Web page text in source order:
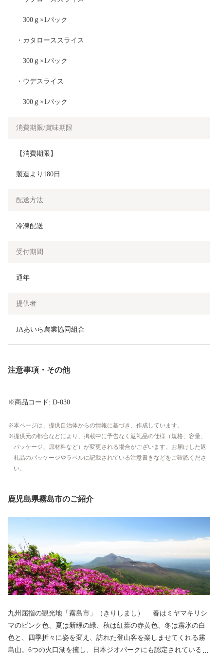
300ｇ×1パック
・カタローススライス
300ｇ×1パック
・ウデスライス
300ｇ×1パック
消費期限/賞味期限
【消費期限】
製造より180日
配送方法
冷凍配送
受付期間
通年
提供者
JAあいら農業協同組合
注意事項・その他
※商品コード: D-030
本ページは、提供自治体からの情報に基づき、作成しています。
提供元の都合などにより、掲載中に予告なく返礼品の仕様（規格、容量、
パッケージ、原材料など）が変更される場合がございます。お届けした返
礼品のパッケージやラベルに記載されている注意書きなどをご確認くださ
い。
鹿児島県霧島市のご紹介
九州屈指の観光地「霧島市」（きりしまし） 春はミヤマキリシ
マのピンク色、夏は新緑の緑、秋は紅葉の赤黄色、冬は霧氷の白
色と、四季折々に姿を変え、訪れた登山客を楽しませてくれる霧
島山。6つの火口湖を擁し、日本ジオパークにも認定されている大